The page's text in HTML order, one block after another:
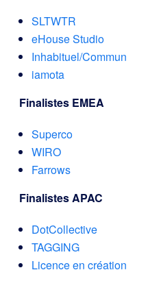
SLTWTR
eHouse Studio
Inhabituel/Commun
iamota
Finalistes EMEA
Superco
WIRO
Farrows
Finalistes APAC
DotCollective
TAGGING
Licence en création